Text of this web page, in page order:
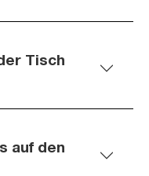
Tisch
auf den